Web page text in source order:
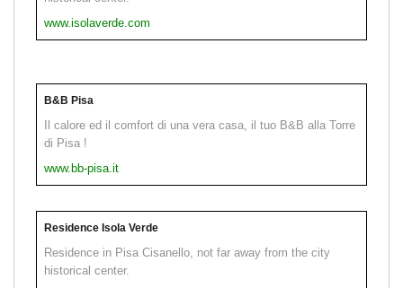
www.isolaverde.com
B&B Pisa
Il calore ed il comfort di una vera casa, il tuo B&B alla Torre
di Pisa !
www.bb-pisa.it
Residence Isola Verde
Residence in Pisa Cisanello, not far away from the city
historical center.